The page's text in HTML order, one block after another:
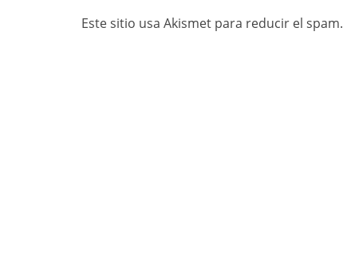
Este sitio usa Akismet para reducir el spam.